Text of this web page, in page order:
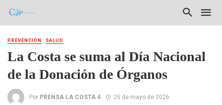
PREVENCIÓN SALUD
La Costa se suma al Día Nacional
de la Donación de Órganos
Por PRENSA LA COSTA 4 25 de mayo de 2026